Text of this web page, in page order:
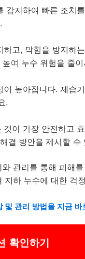
감지하여 빠른 조치
고, 막힘을 방지하
여 누수 위험을 줄이
높아집니다. 제습
.
이 가장 안전하고
결 방안을 제시할 수
관리를 통해 피해
하 누수에 대한 걱
및 관리 방법을 지금
확인하기